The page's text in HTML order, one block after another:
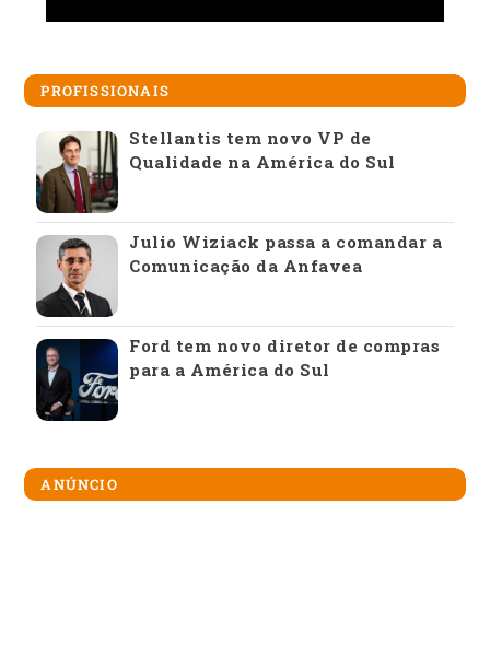
PROFISSIONAIS
Stellantis tem novo VP de
Qualidade na América do Sul
Julio Wiziack passa a comandar a
Comunicação da Anfavea
Ford tem novo diretor de compras
para a América do Sul
ANÚNCIO